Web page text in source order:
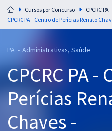
Preparação completa e intensiva para
residências em saúde do Brasil
Cursos 20% OFF
Pós
Graduação
Cursos por Concurso
CPCRC PA
PA - Administrativas, Saúde
CPCRC PA -
Perícias
Chaves -